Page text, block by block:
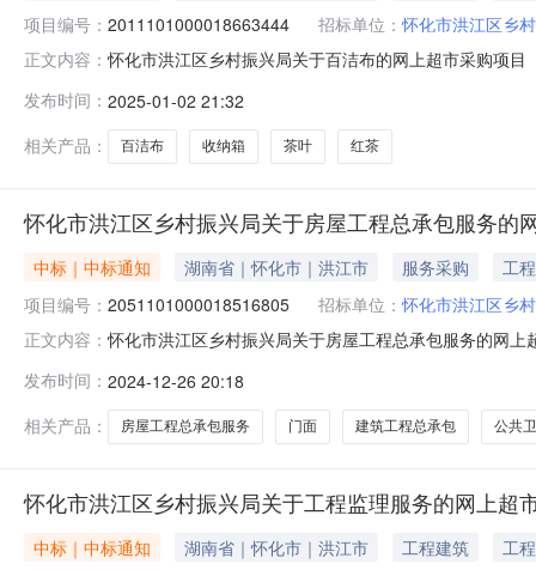
项目编号： 2011101000018663444 招标单位： 怀化市洪江区乡
正文内容： 怀化市洪江区乡村振兴局关于百洁布的网上超市采购项
南省怀化市洪江管理区报价起止时间:-二、采购单位信息
发布时间： 2025-01-02 21:32
相关产品：
百洁布 收纳箱 茶叶 红茶
怀化市洪江区乡村振兴局关于房屋工程总承包服务的
中标｜中标通知 湖南省｜怀化市｜洪江市 服务采购
工程
项目编号： 2051101000018516805 招标单位： 怀化市洪江区乡
正文内容： 怀化市洪江区乡村振兴局关于房屋工程总承包服务的网
码:431213项目所在行政区划名称:湖南省怀化市洪江管
发布时间： 2024-12-26 20:18
相关产品：
房屋工程总承包服务 门面 建筑工程总承包 公共
怀化市洪江区乡村振兴局关于工程监理服务的网上超
中标｜中标通知 湖南省｜怀化市｜洪江市 工程建筑
工程